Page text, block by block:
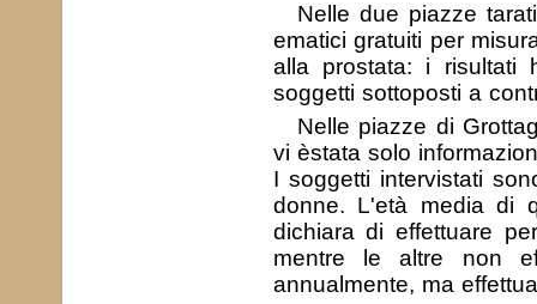
Nelle due piazze
ematici gratuiti per
alla prostata: i
soggetti sottoposti a
Nelle piazze di
vi èstata solo
I soggetti intervistati
donne. L'età media di
dichiara di effettuare
mentre le altre non
annualmente, ma